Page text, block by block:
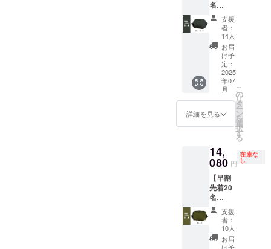
通じてすば
らしいご縁
に恵まれ、
皆さまから
のフィード
バッグにも
寄り添い、
日々、製品
の改善、新
に尽力いた
しておりま
す。piùnoの
バッグが、
少しでも皆
さまのお役
に立てれば
幸いです。
込） ※
送料込
※割引率
は一般
販売予
定価格
に対す
るもの
です。
※一般販
売時に
は価格
ありま
す。 ※
デザイ
ン・仕
様は変
更にな
る可能
性もご
ざいま
す。ご
名
20%OF
F】 完
成した
「バッ
CONME
グレー
カー
キ」1つ
をお届
けしま
す。 一
般販売
格
￥17,60
0（税
込）
→￥14,
080（税
込） ※
送料込
※割引率
は一般
販売予
支援
者：
14人
お届
け予
定：
2025
年07
月
詳細を見る
こ
の
リ
タ
ー
ン
を
選
択
す
る
14,
080 円
在庫な
し
【早割
先着20
名
20%OF
F】 完
成した
「バッ
支援
者：
10人
お届